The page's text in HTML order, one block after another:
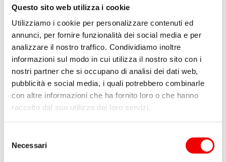
Questo sito web utilizza i cookie
Utilizziamo i cookie per personalizzare contenuti ed
annunci, per fornire funzionalità dei social media e per
analizzare il nostro traffico. Condividiamo inoltre
informazioni sul modo in cui utilizza il nostro sito con i
nostri partner che si occupano di analisi dei dati web,
pubblicità e social media, i quali potrebbero combinarle
con altre informazioni che ha fornito loro o che hanno
raccolto dal suo utilizzo dei loro servizi.
delNecessari
Harken Carbo Air 40 mm
Triplo con Strozza
da 254,10 € 233,80 €
1 varianti
Harken Carbo Air 40 mm
Triplo con Strozza e
Arricavo
da 261,40 €